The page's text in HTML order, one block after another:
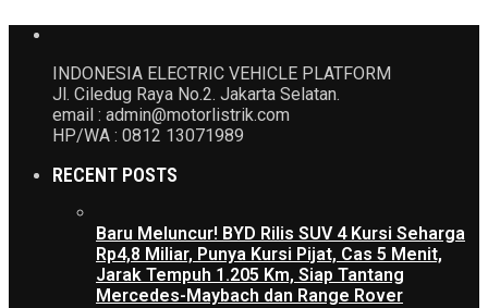
INDONESIA ELECTRIC VEHICLE PLATFORM
Jl. Ciledug Raya No.2. Jakarta Selatan.
email : admin@motorlistrik.com
HP/WA : 0812 13071989
RECENT POSTS
Baru Meluncur! BYD Rilis SUV 4 Kursi Seharga
Rp4,8 Miliar, Punya Kursi Pijat, Cas 5 Menit,
Jarak Tempuh 1.205 Km, Siap Tantang
Mercedes-Maybach dan Range Rover